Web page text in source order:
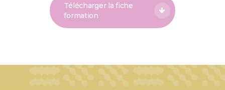
Télécharger la fiche
formation